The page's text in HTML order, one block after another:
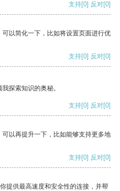
支持[0] 反对[0]
以简化一下，比如将设置页面进行优
支持[0] 反对[0]
探索知识的奥秘。
支持[0] 反对[0]
以再提升一下，比如能够支持更多地
支持[0] 反对[0]
提供最高速度和安全性的连接，并帮